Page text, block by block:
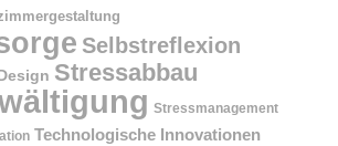
Selbstreflexion
Stressabbau
Stressmanagement
Technologische Innovationen